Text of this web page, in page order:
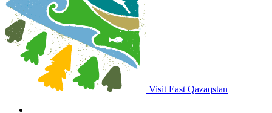
Visit East Qazaqstan